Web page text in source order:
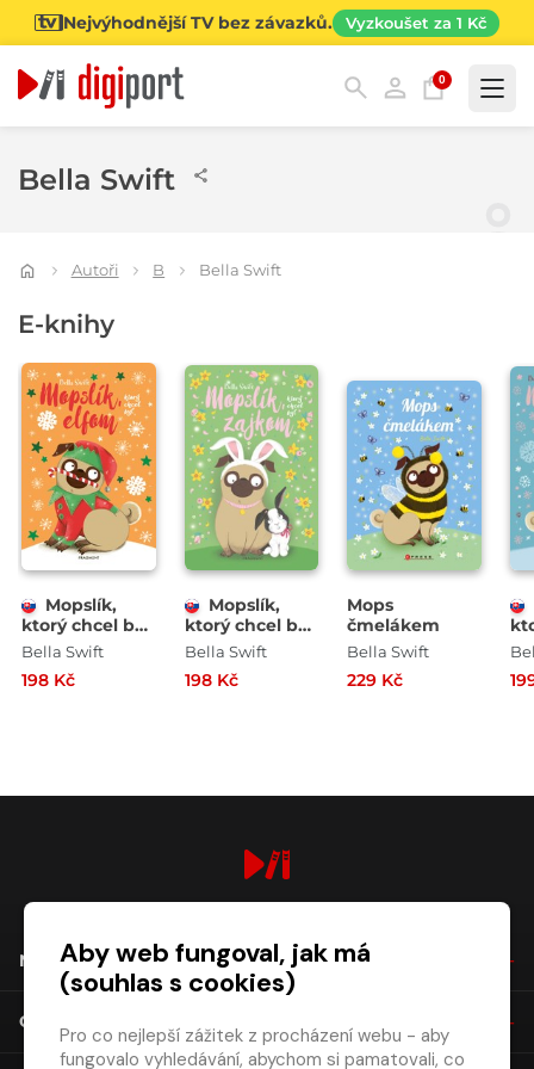
Nejvýhodnější TV bez závazků. Vyzkoušet za 1 Kč
0
Bella Swift
Autoři B Bella Swift
E-knihy
Mopslík,
ktorý chcel byť
elfom
Bella Swift
198 Kč
Mopslík,
ktorý chcel byť
zajkom
Bella Swift
198 Kč
Mops
čmelákem
Bella Swift
229 Kč
NÁKUP
O SPOLEČNOSTI
Aby web fungoval, jak má
(souhlas s cookies)
Pro co nejlepší zážitek z procházení webu - aby
fungovalo vyhledávání, abychom si pamatovali, co